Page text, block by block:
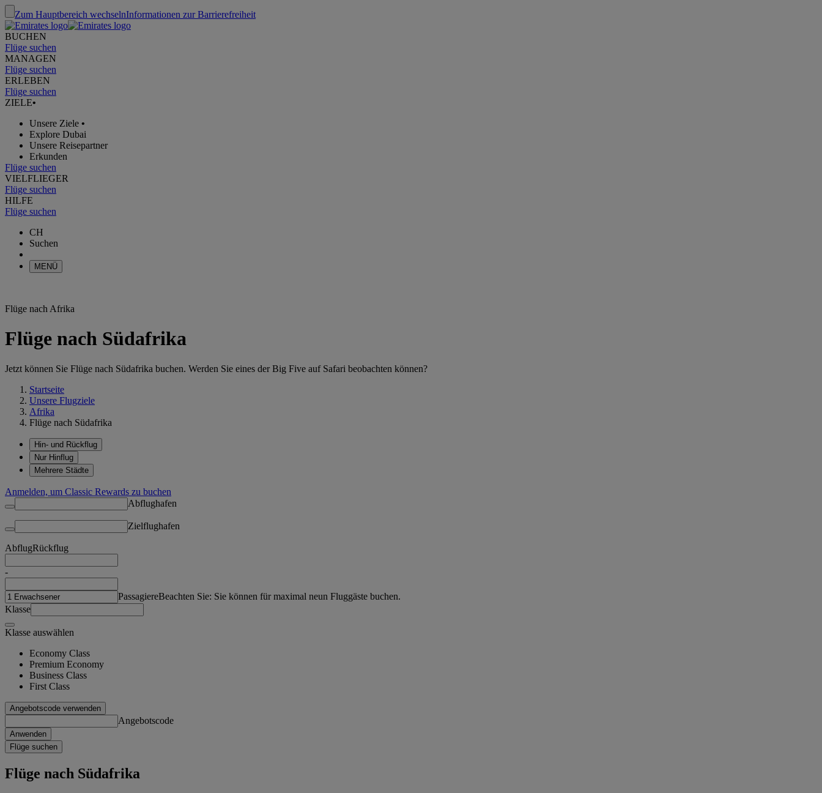
Zum Hauptbereich wechselnInformationen zur Barrierefreiheit
BUCHEN
Flüge suchen
MANAGEN
Flüge suchen
ERLEBEN
Flüge suchen
ZIELE•
Unsere Ziele •
Explore Dubai
Unsere Reisepartner
Erkunden
Flüge suchen
VIELFLIEGER
Flüge suchen
HILFE
Flüge suchen
CH
Suchen
MENÜ
Flüge nach Afrika
Flüge nach Südafrika
Jetzt können Sie Flüge nach Südafrika buchen. Werden Sie eines der Big Five auf Safari beobachten können?
Startseite
Unsere Flugziele
Afrika
Flüge nach Südafrika
Hin- und Rückflug
Nur Hinflug
Mehrere Städte
Anmelden, um Classic Rewards zu buchen
Abflughafen
Zielflughafen
AbflugRückflug
-
PassagiereBeachten Sie: Sie können für maximal neun Fluggäste buchen.
Klasse
Klasse auswählen
Economy Class
Premium Economy
Business Class
First Class
Angebotscode verwenden
Angebotscode
Anwenden
Flüge suchen
Flüge nach Südafrika